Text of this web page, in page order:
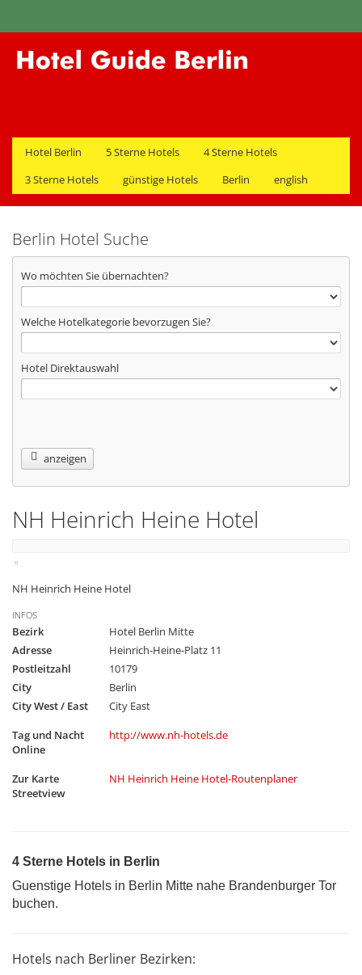
Hotel Berlin 5 Sterne Hotels
4 Sterne Hotels
3 Sterne Hotels
günstige Hotels Berlin english
Berlin Hotel Suche
Wo möchten Sie übernachten?
Welche Hotelkategorie bevorzugen Sie?
Hotel Direktauswahl
anzeigen
NH Heinrich Heine Hotel
NH Heinrich Heine Hotel
INFOS
Bezirk
Hotel Berlin Mitte
Adresse
Heinrich-Heine-Platz 11
Postleitzahl
10179
City
Berlin
City West / East
City East
Tag und Nacht
Online
http://www.nh-hotels.de
Zur Karte
Streetview
NH Heinrich Heine Hotel-Routenplaner
4 Sterne Hotels in Berlin
Guenstige Hotels in Berlin Mitte nahe Brandenburger Tor
buchen.
Hotels nach Berliner Bezirken: